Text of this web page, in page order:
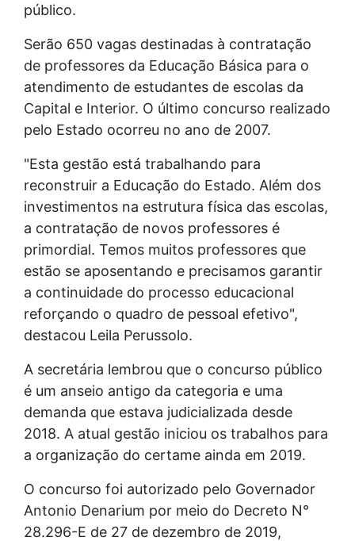
público.
Serão 650 vagas destinadas à contratação
de professores da Educação Básica para o
atendimento de estudantes de escolas da
Capital e Interior. O último concurso realizado
pelo Estado ocorreu no ano de 2007.
"Esta gestão está trabalhando para
reconstruir a Educação do Estado. Além dos
investimentos na estrutura física das escolas,
a contratação de novos professores é
primordial. Temos muitos professores que
estão se aposentando e precisamos garantir
a continuidade do processo educacional
reforçando o quadro de pessoal efetivo",
destacou Leila Perussolo.
A secretária lembrou que o concurso público
é um anseio antigo da categoria e uma
demanda que estava judicializada desde
2018. A atual gestão iniciou os trabalhos para
a organização do certame ainda em 2019.
O concurso foi autorizado pelo Governador
Antonio Denarium por meio do Decreto N°
28.296-E de 27 de dezembro de 2019,